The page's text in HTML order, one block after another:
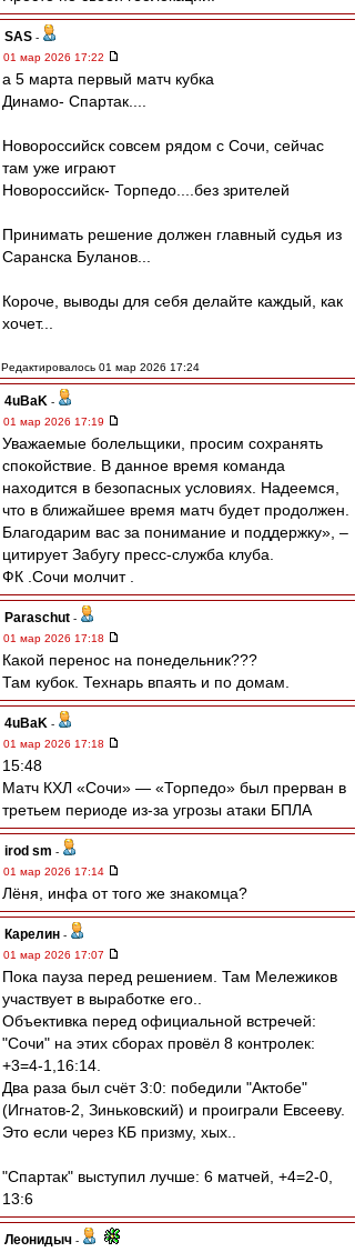
SAS -
01 мар 2026 17:22
а 5 марта первый матч кубка
Динамо- Спартак....
Новороссийск совсем рядом с Сочи, сейчас
там уже играют
Новороссийск- Торпедо....без зрителей
Принимать решение должен главный судья из
Саранска Буланов...
Короче, выводы для себя делайте каждый, как
хочет...
Редактировалось 01 мар 2026 17:24
4uBaK -
01 мар 2026 17:19
Уважаемые болельщики, просим сохранять
спокойствие. В данное время команда
находится в безопасных условиях. Надеемся,
что в ближайшее время матч будет продолжен.
Благодарим вас за понимание и поддержку», –
цитирует Забугу пресс-служба клуба.
ФК .Сочи молчит .
Paraschut -
01 мар 2026 17:18
Какой перенос на понедельник???
Там кубок. Технарь впаять и по домам.
4uBaK -
01 мар 2026 17:18
15:48
Матч КХЛ «Сочи» — «Торпедо» был прерван в
третьем периоде из-за угрозы атаки БПЛА
irod sm -
01 мар 2026 17:14
Лёня, инфа от того же знакомца?
Карелин -
01 мар 2026 17:07
Пока пауза перед решением. Там Мележиков
участвует в выработке его..
Объективка перед официальной встречей:
"Сочи" на этих сборах провёл 8 контролек:
+3=4-1,16:14.
Два раза был счёт 3:0: победили "Актобе"
(Игнатов-2, Зиньковский) и проиграли Евсееву.
Это если через КБ призму, хых..
"Спартак" выступил лучше: 6 матчей, +4=2-0,
13:6
Леонидыч -